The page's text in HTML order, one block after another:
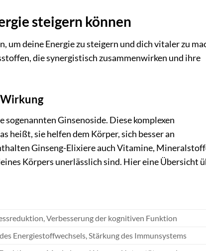
steigern können
um deine Energie zu steigern und dich vitaler zu
die synergistisch zusammenwirken und ihre
Ginsenoside. Diese komplexen
heißt, sie helfen dem Körper, sich besser an
Ginseng-Elixiere auch Vitamine,
Körpers unerlässlich sind. Hier eine Übersicht
Verbesserung der kognitiven Funktion
Energiestoffwechsels, Stärkung des Immunsystems